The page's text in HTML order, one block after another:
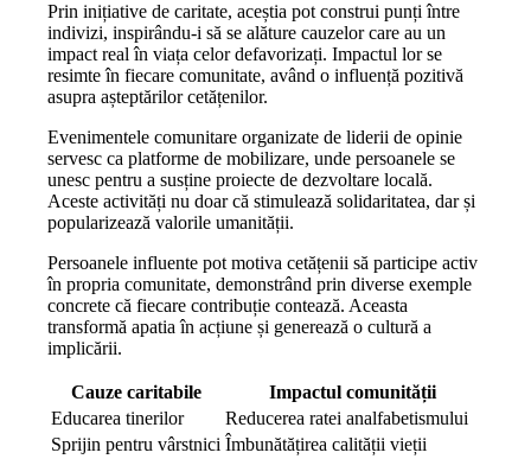
Prin inițiative de caritate, aceștia pot construi punți între
indivizi, inspirându-i să se alăture cauzelor care au un
impact real în viața celor defavorizați. Impactul lor se
resimte în fiecare comunitate, având o influență pozitivă
asupra așteptărilor cetățenilor.
Evenimentele comunitare organizate de liderii de opinie
servesc ca platforme de mobilizare, unde persoanele se
unesc pentru a susține proiecte de dezvoltare locală.
Aceste activități nu doar că stimulează solidaritatea, dar și
popularizează valorile umanității.
Persoanele influente pot motiva cetățenii să participe activ
în propria comunitate, demonstrând prin diverse exemple
concrete că fiecare contribuție contează. Aceasta
transformă apatia în acțiune și generează o cultură a
implicării.
Cauze caritabile
Impactul comunității
Educarea tinerilor
Reducerea ratei analfabetismului
Sprijin pentru vârstnici Îmbunătățirea calității vieții